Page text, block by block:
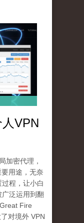
VPN
加密代理，
用途，无奈
程，让小白
泛运用到翻
Fire
对境外 VPN